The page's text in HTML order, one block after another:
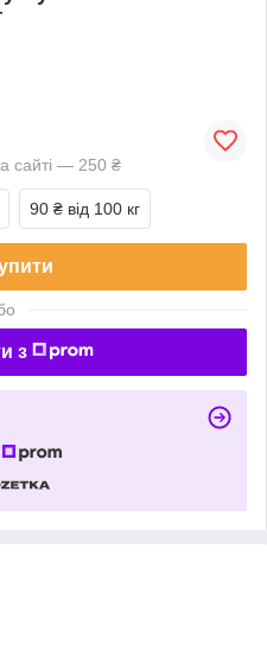
сайті — 250 ₴
90 ₴ від 100 кг
з